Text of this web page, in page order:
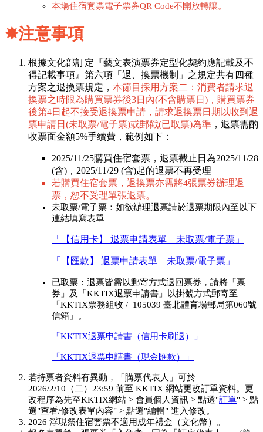
本場住宿套票電子票券QR Code不開放轉讓。
✸注意事項
根據文化部訂定『藝文表演票券定型化契約應記載及不
得記載事項』第六項「退、換票機制」之規定共有四種
方案之退換票規定， 本節目採用方案二：消費者請求退
換票之時限為購買票券後3日內(不含購票日)，購買票券
後第4日起不接受退換票申請，請求退換票日期以收到退
票申請日(未取票/電子票)或郵戳(已取票)為準 ，退票需酌
收票面金額5%手續費，範例如下：
2025/11/25購買住宿套票，退票截止日為2025/11/28
(含)，2025/11/29 (含)起的退票不再受理
若購買住宿套票，退換票亦需將4張票券辦理退
票，恕不受理單張退票。
未取票/電子票：如欲辦理退票請於退票期限內至以下
連結填寫表單
「【信用卡】 退票申請表單 _ 未取票/電子票」
「【匯款】 退票申請表單 _ 未取票/電子票」
已取票：退票皆需以郵寄方式退回票券，請將「票
券」及「KKTIX退票申請書」 以掛號方式郵寄至
「KKTIX票務組收 / 105039 臺北體育場郵局第060號
信箱」。
「KKTIX退票申請書（信用卡刷退）」
「KKTIX退票申請書（現金匯款）」
若持票者資料有異動，「購票代表人」可於
2026/2/10（二）23:59 前至 KKTIX 網站更改訂單資料。更
改程序為先至KKTIX網站 > 會員個人資訊 > 點選"訂單" > 點
選"查看/修改表單內容" > 點選"編輯" 進入修改。
2026 浮現祭住宿套票不適用成年禮金（文化幣）。